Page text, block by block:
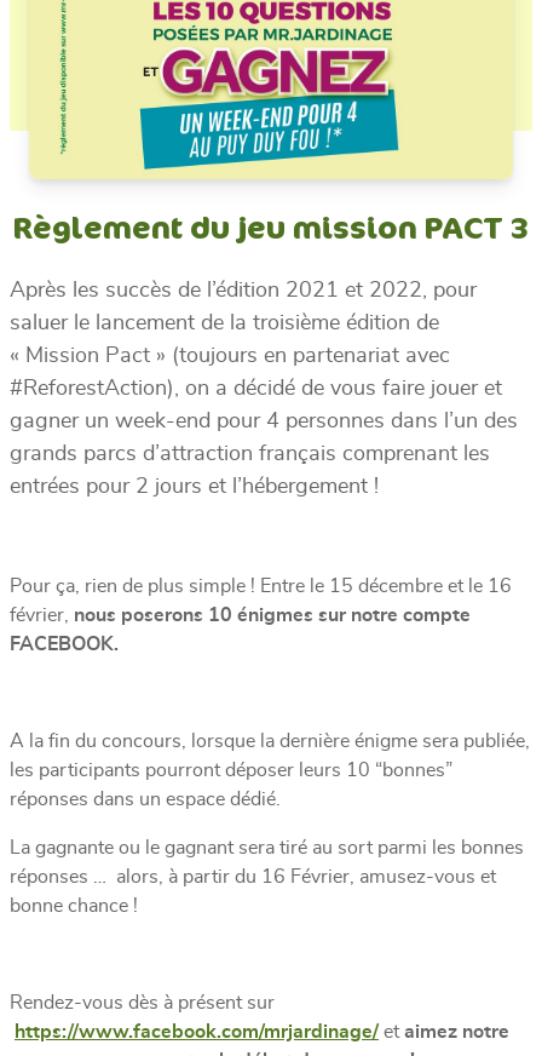
Règlement du jeu mission PACT 3
Après les succès de l’édition 2021 et 2022, pour
saluer le lancement de la troisième édition de
« Mission Pact » (toujours en partenariat avec
#ReforestAction), on a décidé de vous faire jouer et
gagner un week-end pour 4 personnes dans l’un des
grands parcs d’attraction français comprenant les
entrées pour 2 jours et l’hébergement !
Pour ça, rien de plus simple ! Entre le 15 décembre et le 16
février, nous poserons 10 énigmes sur notre compte
FACEBOOK.
A la fin du concours, lorsque la dernière énigme sera publiée,
les participants pourront déposer leurs 10 “bonnes”
réponses dans un espace dédié.
La gagnante ou le gagnant sera tiré au sort parmi les bonnes
réponses … alors, à partir du 16 Février, amusez-vous et
bonne chance !
Rendez-vous dès à présent sur
https://www.facebook.com/mrjardinage/ etaimez notre